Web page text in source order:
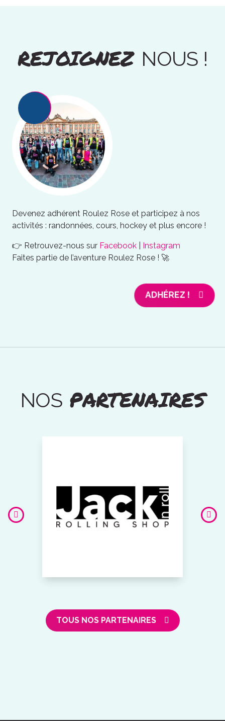
REJOIGNEZ NOUS !
Devenez adhérent Roulez Rose et participez à nos
activités : randonnées, cours, hockey et plus encore !
👉 Retrouvez-nous sur Facebook
Instagram
Faites partie de l’aventure Roulez Rose ! 🚀
ADHÉREZ !
NOSPARTENAIRES
TOUS NOS PARTENAIRES